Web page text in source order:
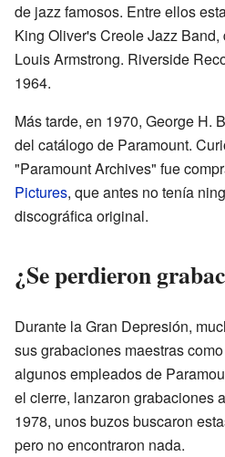
de jazz famosos. Entre ellos
King Oliver's Creole Jazz
Louis Armstrong. Riverside
1964.
Más tarde, en 1970, George H.
del catálogo de Paramount.
"Paramount Archives" fue
Pictures, que antes no tenía
discográfica original.
¿Se perdieron
Durante la Gran Depresión,
sus grabaciones maestras
algunos empleados de
el cierre, lanzaron grabaciones
1978, unos buzos buscaron
pero no encontraron nada.